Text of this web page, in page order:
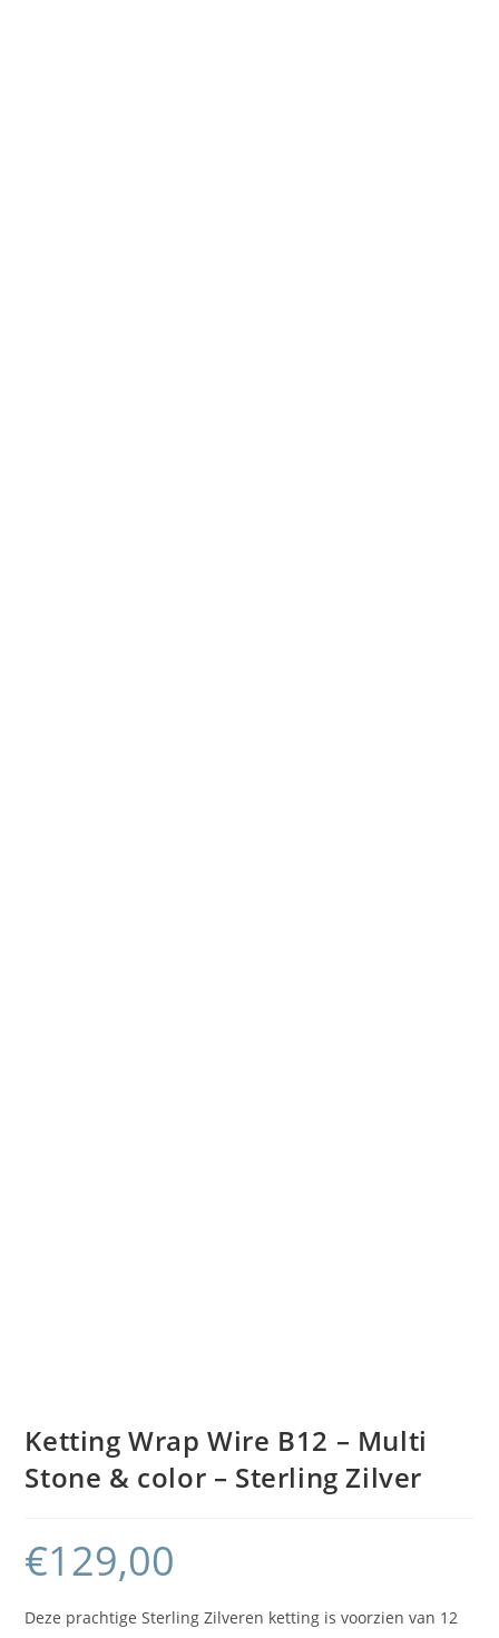
Ketting Wrap Wire B12 – Multi
Stone & color – Sterling Zilver
€129,00
Deze prachtige Sterling Zilveren ketting is voorzien van 12